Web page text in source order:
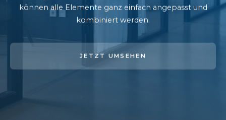
können alle Elemente ganz einfach angepasst und
kombiniert werden.
JETZT UMSEHEN